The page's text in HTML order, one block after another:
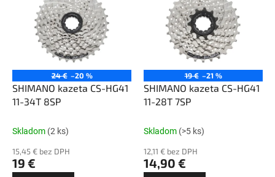
24 € –20 %
SHIMANO kazeta CS-HG41
11-34T 8SP
Skladom (2 ks)
15,45 € bez DPH
19 €
19 € –21 %
SHIMANO kazeta CS-HG41
11-28T 7SP
Skladom (>5 ks)
12,11 € bez DPH
14,90 €